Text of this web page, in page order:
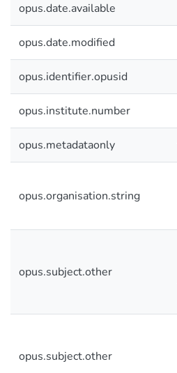
opus.date.available
opus.date.modified
opus.identifier.opusid
opus.institute.number
opus.metadataonly
opus.organisation.string
opus.subject.other
opus.subject.other